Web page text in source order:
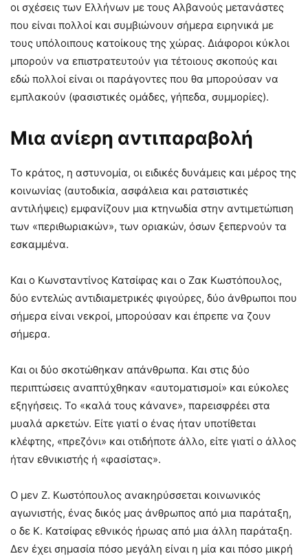
οι σχέσεις των Ελλήνων με τους Αλβανούς μετανάστες
που είναι πολλοί και συμβιώνουν σήμερα ειρηνικά με
τους υπόλοιπους κατοίκους της χώρας. Διάφοροι κύκλοι
μπορούν να επιστρατευτούν για τέτοιους σκοπούς και
εδώ πολλοί είναι οι παράγοντες που θα μπορούσαν να
εμπλακούν (φασιστικές ομάδες, γήπεδα, συμμορίες).
Μια ανίερη αντιπαραβολή
Το κράτος, η αστυνομία, οι ειδικές δυνάμεις και μέρος της
κοινωνίας (αυτοδικία, ασφάλεια και ρατσιστικές
αντιλήψεις) εμφανίζουν μια κτηνωδία στην αντιμετώπιση
των «περιθωριακών», των οριακών, όσων ξεπερνούν τα
εσκαμμένα.
Και ο Κωνσταντίνος Κατσίφας και ο Ζακ Κωστόπουλος,
δύο εντελώς αντιδιαμετρικές φιγούρες, δύο άνθρωποι που
σήμερα είναι νεκροί, μπορούσαν και έπρεπε να ζουν
σήμερα.
Και οι δύο σκοτώθηκαν απάνθρωπα. Και στις δύο
περιπτώσεις αναπτύχθηκαν «αυτοματισμοί» και εύκολες
εξηγήσεις. Το «καλά τους κάνανε», παρεισφρέει στα
μυαλά αρκετών. Είτε γιατί ο ένας ήταν υποτίθεται
κλέφτης, «πρεζόνι» και οτιδήποτε άλλο, είτε γιατί ο άλλος
ήταν εθνικιστής ή «φασίστας».
Ο μεν Ζ. Κωστόπουλος ανακηρύσσεται κοινωνικός
αγωνιστής, ένας δικός μας άνθρωπος από μια παράταξη,
ο δε Κ. Κατσίφας εθνικός ήρωας από μια άλλη παράταξη.
Δεν έχει σημασία πόσο μεγάλη είναι η μία και πόσο μικρή